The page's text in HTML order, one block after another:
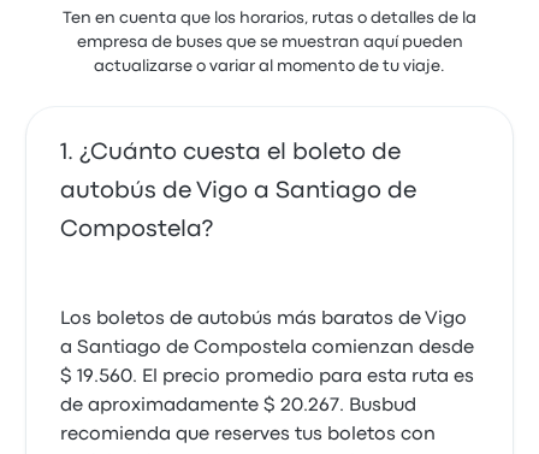
Ten en cuenta que los horarios, rutas o detalles de la
empresa de buses que se muestran aquí pueden
actualizarse o variar al momento de tu viaje.
¿Cuánto cuesta el boleto de
autobús de Vigo a Santiago de
Compostela?
Los boletos de autobús más baratos de Vigo
a Santiago de Compostela comienzan desde
$ 19.560. El precio promedio para esta ruta es
de aproximadamente $ 20.267. Busbud
recomienda que reserves tus boletos con